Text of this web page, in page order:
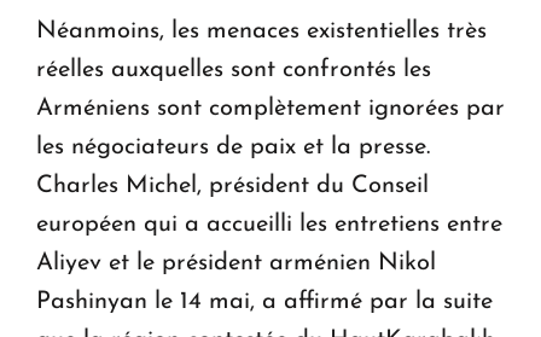
Néanmoins, les menaces existentielles très
réelles auxquelles sont confrontés les
Arméniens sont complètement ignorées par
les négociateurs de paix et la presse.
Charles Michel, président du Conseil
européen qui a accueilli les entretiens entre
Aliyev et le président arménien Nikol
Pashinyan le 14 mai, a affirmé par la suite